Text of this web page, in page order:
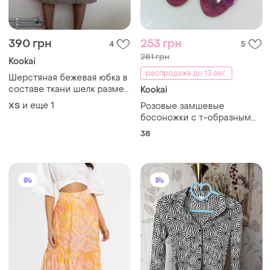
390 грн 4
Kookai
Шерстяная бежевая юбка в
составе ткани шелк размер
s бренда kookai
ХS и еще 1
253 грн 5
281 грн
распродажа до 13 авг.
Kookai
Розовые замшевые
босоножки с т-образным
ремешком
38